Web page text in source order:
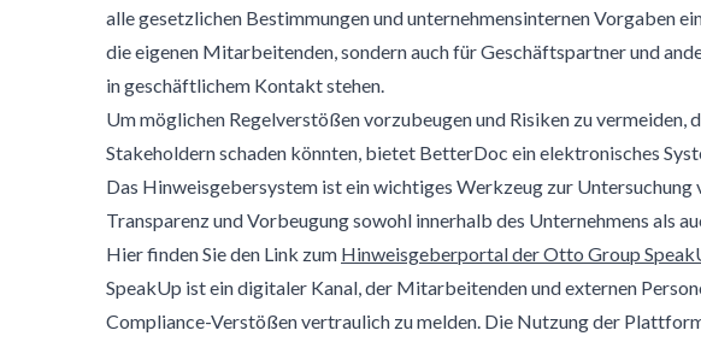
alle gesetzlichen Bestimmungen und unternehmensinternen Vorgaben
die eigenen Mitarbeitenden, sondern auch für Geschäftspartner und
in geschäftlichem Kontakt stehen.
Um möglichen Regelverstößen vorzubeugen und Risiken zu vermeiden,
Stakeholdern schaden könnten, bietet BetterDoc ein elektronisches
Das Hinweisgebersystem ist ein wichtiges Werkzeug zur
Transparenz und Vorbeugung sowohl innerhalb des Unternehmens als
Hier finden Sie den Link zum Hinweisgeberportal der Otto Group
SpeakUp ist ein digitaler Kanal, der Mitarbeitenden und externen
Compliance-Verstößen vertraulich zu melden. Die Nutzung der